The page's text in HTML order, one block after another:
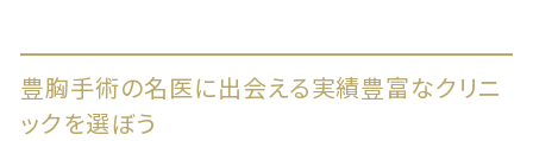
豊胸手術の名医に出会える実績豊富なクリニ
ックを選ぼう